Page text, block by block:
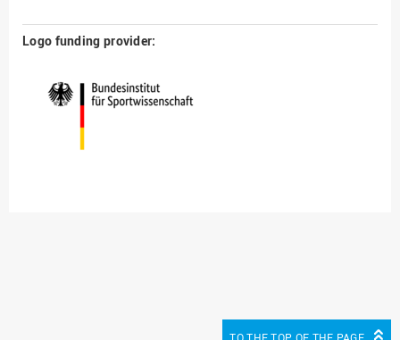
Logo funding provider: